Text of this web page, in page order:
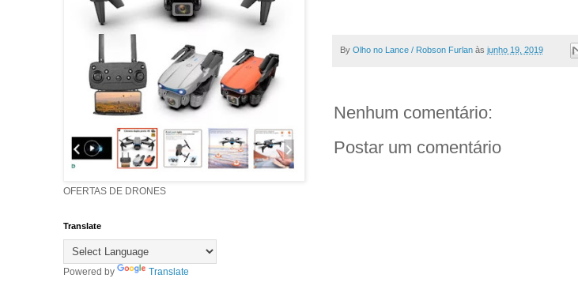
By Olho no Lance / Robson Furlan às junho 19, 2019
Nenhum comentário:
Postar um comentário
OFERTAS DE DRONES
Translate
Powered by Translate